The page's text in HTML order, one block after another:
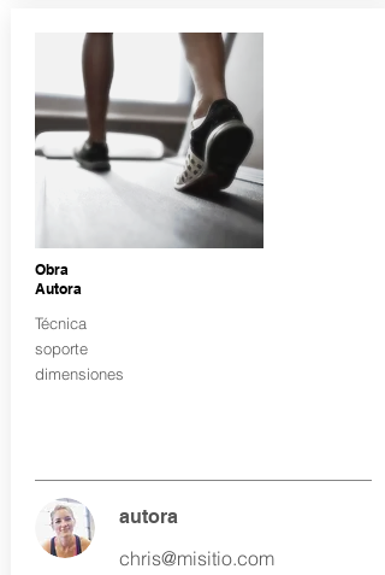
Obra
Autora
Técnica
soporte
dimensiones
autora
chris@misitio.com